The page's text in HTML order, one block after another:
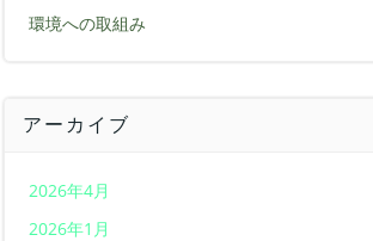
環境への取組み
アーカイブ
2026年4月
2026年1月